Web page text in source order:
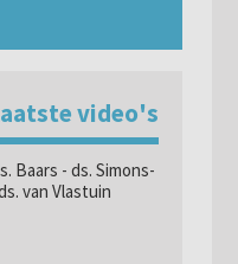
video's
Baars - ds. Simons-
van Vlastuin